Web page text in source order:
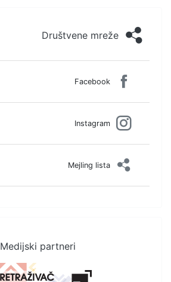
Društvene mreže
Facebook
Instagram
Mejling lista
Medijski partneri